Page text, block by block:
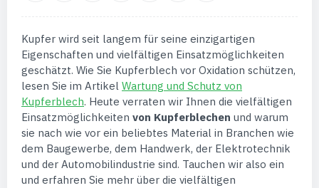
Kupfer wird seit langem für seine einzigartigen
Eigenschaften und vielfältigen Einsatzmöglichkeiten
geschätzt. Wie Sie Kupferblech vor Oxidation schützen,
lesen Sie im Artikel Wartung und Schutz von
Kupferblech. Heute verraten wir Ihnen die vielfältigen
Einsatzmöglichkeiten von Kupferblechen und warum
sie nach wie vor ein beliebtes Material in Branchen wie
dem Baugewerbe, dem Handwerk, der Elektrotechnik
und der Automobilindustrie sind. Tauchen wir also ein
und erfahren Sie mehr über die vielfältigen